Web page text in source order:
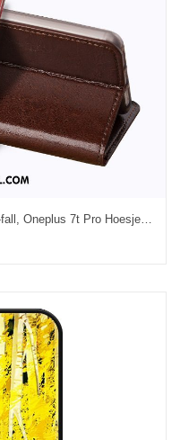
Oneplus 7t Pro Hoesje Folio Koe Anti-fall, Oneplus 7t Pro Hoesje Echt Leer Hoes Braun